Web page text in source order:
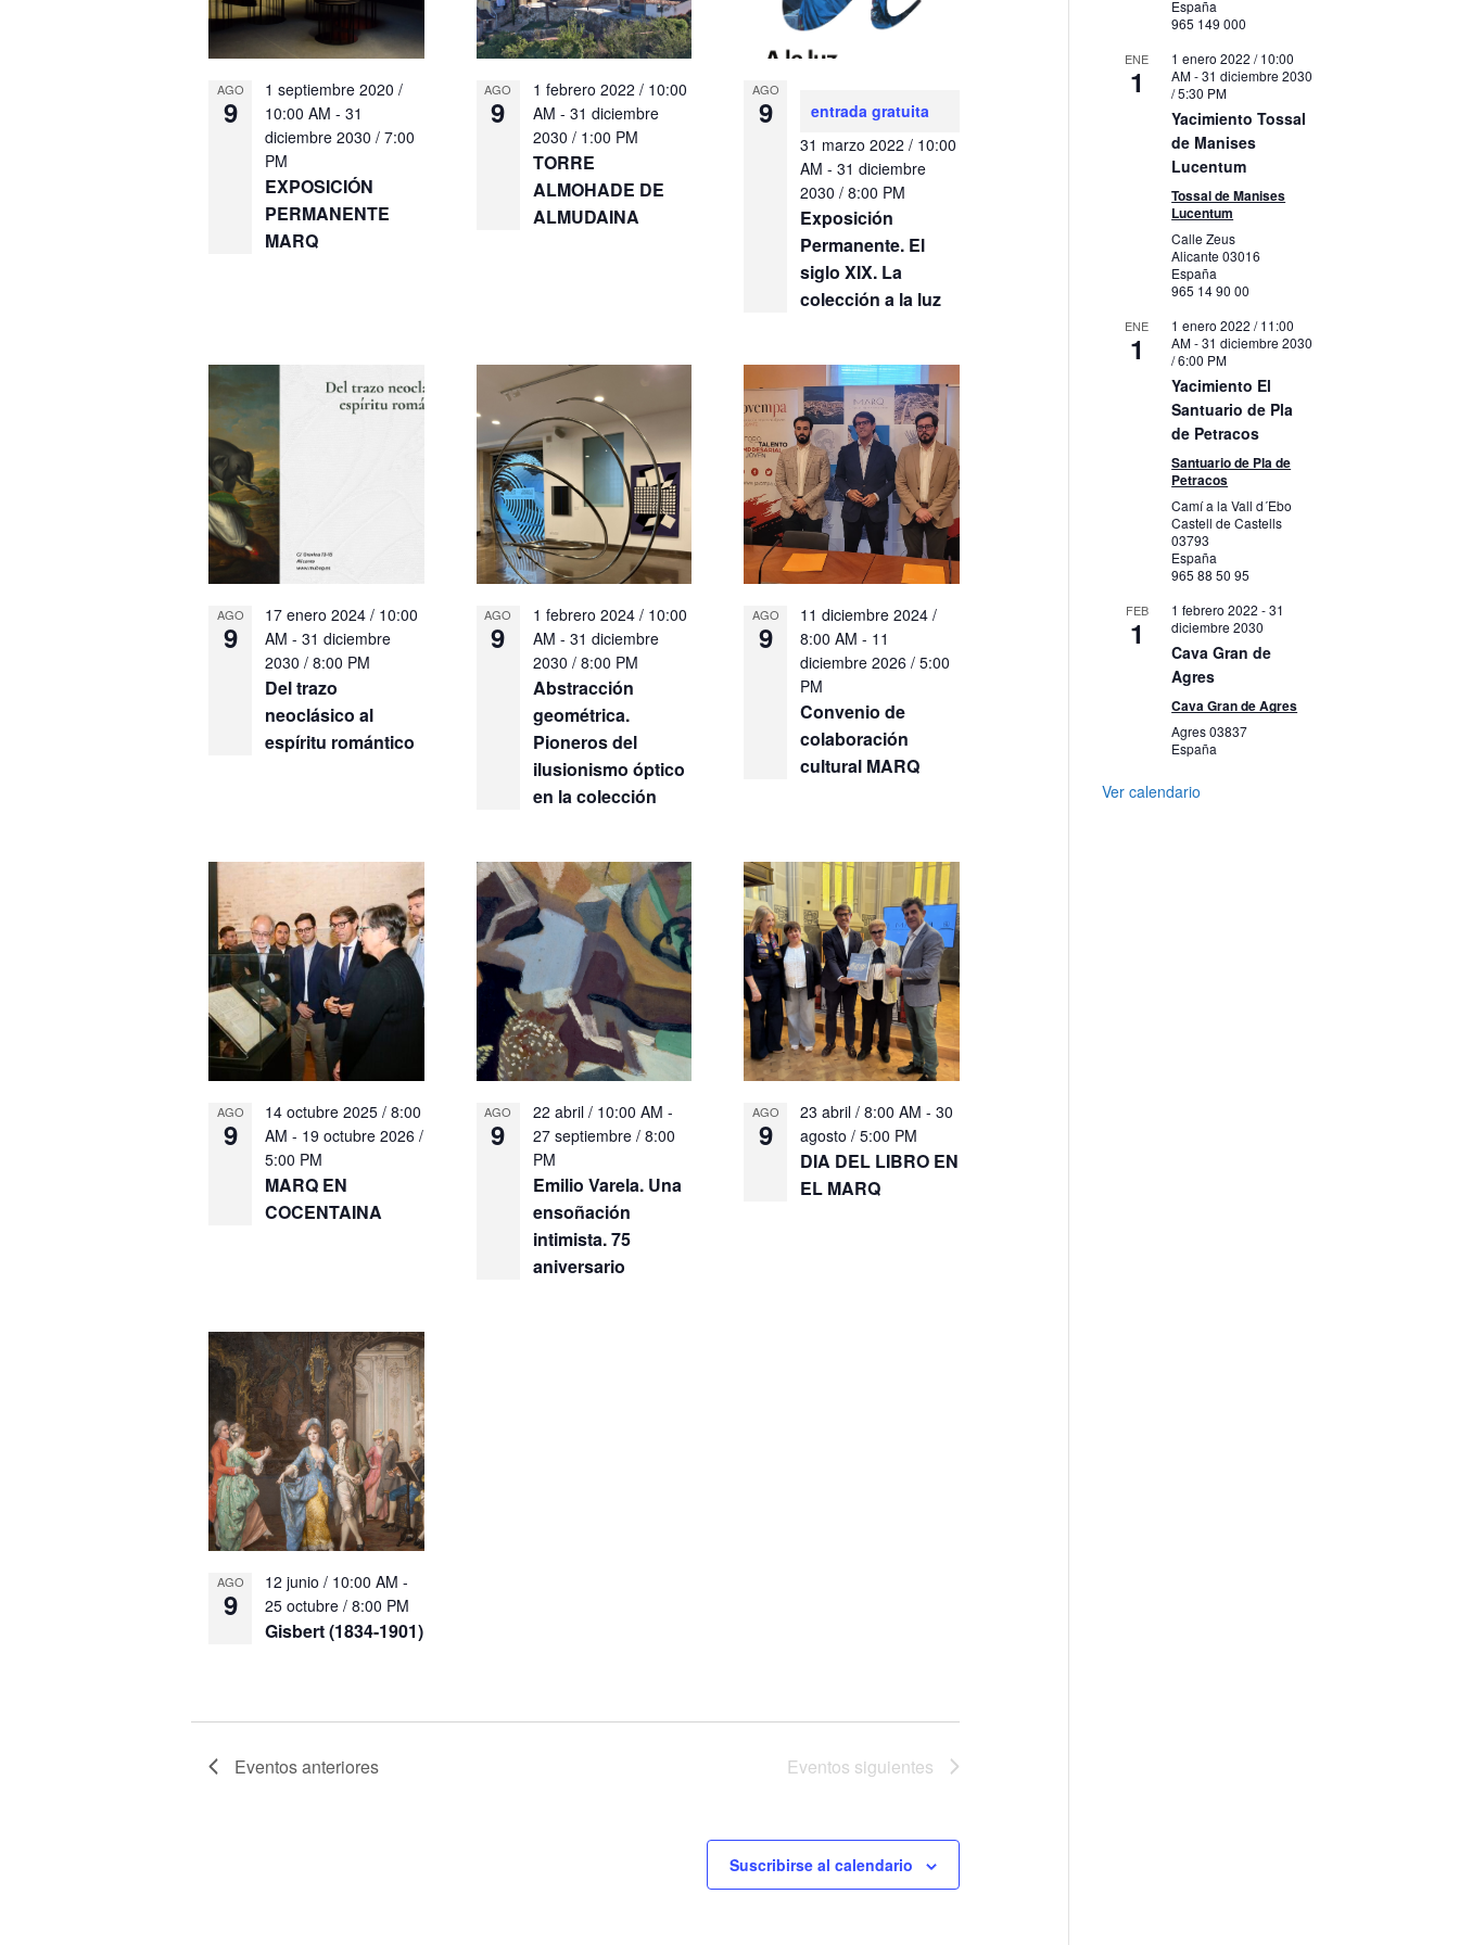
AGO
9
EXPOSICIÓN
PERMANENTE
MARQ
1 septiembre 2020 /
10:00 AM -31
diciembre 2030 / 7:00
PM
AGO
9
TORRE
ALMOHADE DE
ALMUDAINA
1 febrero 2022 / 10:00
AM - 31 diciembre
2030 / 1:00 PM
AGO
9
Exposición
Permanente. El
siglo XIX. La
colección a la luz
31 marzo 2022 / 10:00
AM -31 diciembre
2030 / 8:00 PM
entrada gratuita
AGO
9
Del trazo
neoclásico al
espíritu romántico
17 enero 2024 / 10:00
AM -31 diciembre
2030 / 8:00 PM
AGO
9
Abstracción
geométrica.
Pioneros del
ilusionismo óptico
en la colección
1 febrero 2024 / 10:00
AM - 31 diciembre
2030 / 8:00 PM
AGO
9
Convenio de
colaboración
cultural MARQ
11 diciembre 2024 /
8:00 AM - 11
diciembre 2026 / 5:00
PM
AGO
9
MARQ EN
COCENTAINA
14 octubre 2025 / 8:00
AM - 19 octubre 2026 /
5:00 PM
AGO
9
Emilio Varela. Una
ensoñación
intimista. 75
aniversario
22 abril / 10:00 AM -
27 septiembre / 8:00
PM
AGO
9
DIA DEL LIBRO EN
EL MARQ
23 abril / 8:00 AM -30
agosto / 5:00 PM
AGO
9
Gisbert (1834-1901)
12 junio / 10:00 AM -
25 octubre / 8:00 PM
Eventosanteriores Eventos siguientes
Suscribirse al calendario
España
965 149 000
ENE
1
1 enero 2022 / 10:00
AM-31 diciembre 2030
/ 5:30 PM
Yacimiento Tossal
de Manises
Lucentum
Tossal de Manises
Lucentum
Calle Zeus
Alicante03016
España
965 14 90 00
ENE
1
1 enero 2022 / 11:00
AM-31 diciembre 2030
/ 6:00 PM
Yacimiento El
Santuario de Pla
de Petracos
Santuario de Pla de
Petracos
Camí a la Vall d´Ebo
Castell de Castells
03793
España
965 88 50 95
FEB
1
1 febrero 2022 -31
diciembre 2030
Cava Gran de
Agres
Cava Gran de Agres
Agres03837
España
Ver calendario